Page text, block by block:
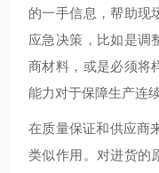
的一手信息，帮助现
应急决策，比如是调
商材料，或是必须将
能力对于保障生产连
在质量保证和供应商
类似作用。对进货的